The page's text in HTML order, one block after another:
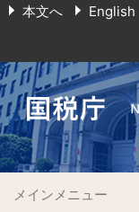
本文へ English
メインメニュー